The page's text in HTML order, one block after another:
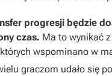
progresji będzie
czas. Ma to wynikać
wspominano w
graczom udało się